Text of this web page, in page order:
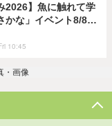
2026】魚に触れて学
かな」イベント8/8…
10:45
・画像